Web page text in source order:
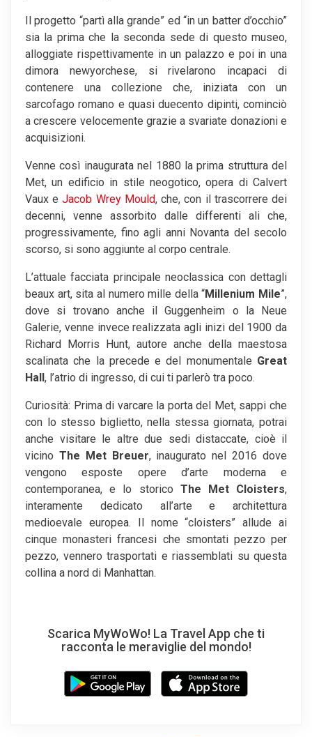
Il progetto “partì alla grande” ed “in un batter d’occhio”
sia la prima che la seconda sede di questo museo,
alloggiate rispettivamente in un palazzo e poi in una
dimora newyorchese, si rivelarono incapaci di
contenere una collezione che, iniziata con un
sarcofago romano e quasi duecento dipinti, cominciò
a crescere velocemente grazie a svariate donazioni e
acquisizioni.
Venne così inaugurata nel 1880 la prima struttura del
Met, un edificio in stile neogotico, opera di Calvert
Vaux eJacob Wrey Mould, che, con il trascorrere dei
decenni, venne assorbito dalle differenti ali che,
progressivamente, fino agli anni Novanta del secolo
scorso, si sono aggiunte al corpo centrale.
L’attuale facciata principale neoclassica con dettagli
beaux art, sita al numero mille della “Millenium Mile”,
dove si trovano anche il Guggenheim o la Neue
Galerie, venne invece realizzata agli inizi del 1900 da
Richard Morris Hunt, autore anche della maestosa
scalinata che la precede e del monumentale Great
Hall, l’atrio di ingresso, di cui ti parlerò tra poco.
Curiosità: Prima di varcare la porta del Met, sappi che
con lo stesso biglietto, nella stessa giornata, potrai
anche visitare le altre due sedi distaccate, cioè il
vicino The Met Breuer, inaugurato nel 2016 dove
vengono esposte opere d’arte moderna e
contemporanea, e lo storico The Met Cloisters,
interamente dedicato all’arte e architettura
medioevale europea. Il nome “cloisters” allude ai
cinque monasteri francesi che smontati pezzo per
pezzo, vennero trasportati e riassemblati su questa
collina a nord di Manhattan.
Scarica MyWoWo! La Travel App che ti
racconta le meraviglie del mondo!